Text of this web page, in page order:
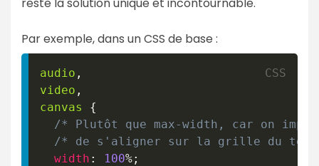
Par exemple, dans un CSS de base :
audio ,
video ,
canvas
{
/* Plutôt que max-width, car on
/* de s'aligner sur la grille du
width : 100%;